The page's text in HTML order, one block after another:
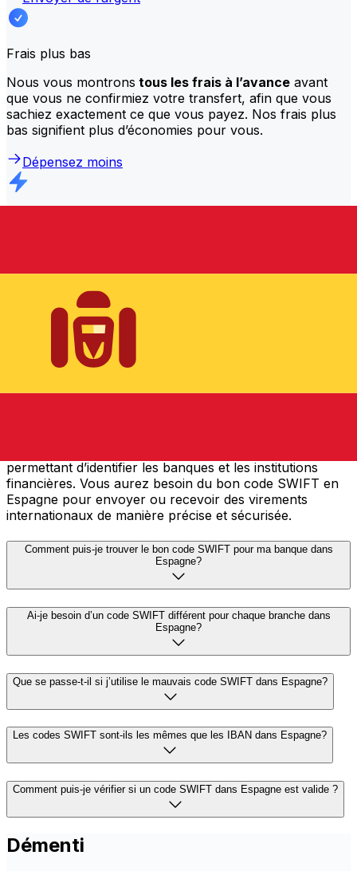
Frais plus bas
Nous vous montrons tous les frais à l’avance avant
que vous ne confirmiez votre transfert, afin que vous
sachiez exactement ce que vous payez. Nos frais plus
bas signifient plus d’économies pour vous.
Dépensez moins
timing compte.
Envoie plus vite
Foire aux questions
permettant d’identifier les banques et les institutions
financières. Vous aurez besoin du bon code SWIFT en
Espagne pour envoyer ou recevoir des virements
internationaux de manière précise et sécurisée.
Comment puis-je trouver le bon code SWIFT pour ma banque dans
Espagne?
Ai-je besoin d’un code SWIFT différent pour chaque branche dans
Espagne?
Que se passe-t-il si j’utilise le mauvais code SWIFT dans Espagne?
Les codes SWIFT sont-ils les mêmes que les IBAN dans Espagne?
Comment puis-je vérifier si un code SWIFT dans Espagne est valide ?
Démenti